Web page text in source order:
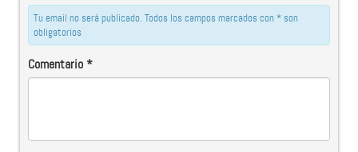
Tu email no será publicado. Todos los campos marcados con * son
obligatorios
Comentario*